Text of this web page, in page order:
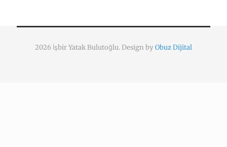
2026 İşbir Yatak Bulutoğlu. Design by Obuz Dijital